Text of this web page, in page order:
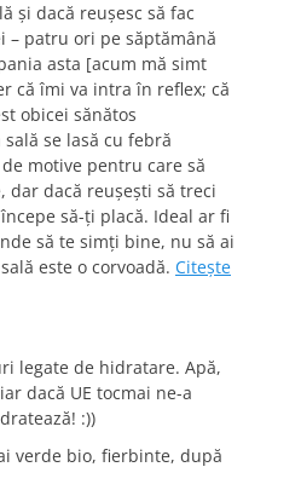
şi dacă reuşesc să fac
– patru ori pe săptămână
asta [acum mă simt
că îmi va intra în reflex; că
obicei sănătos
se lasă cu febră
motive pentru care să
dar dacă reuşeşti să treci
să-ţi placă. Ideal ar fi
să te simţi bine, nu să ai
este o corvoadă. Citeşte
legate de hidratare. Apă,
dacă UE tocmai ne-a
:))
verde bio, fierbinte, după